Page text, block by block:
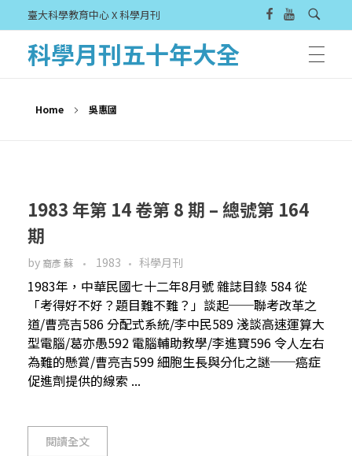
臺大科學教育中心 X 科學月刊
科學月刊五十年大全
Home 吳惠國
1983 年第 14 卷第 8 期 – 總號第 164
期
by 裔彥 蘇 1983 科學月刊
1983年，中華民國七十二年8月號 雜誌目錄 584 從
「考得好不好？題目難不難？」談起──聯考改革之
道/曹亮吉586 分配式系統/李中民589 淺談高速運算大
型電腦/葛亦愚592 電腦輔助教學/李進寶596 令人左右
為難的懸賞/曹亮吉599 細胞生長與分化之謎──癌症
促進劑提供的線索 ...
閱讀全文